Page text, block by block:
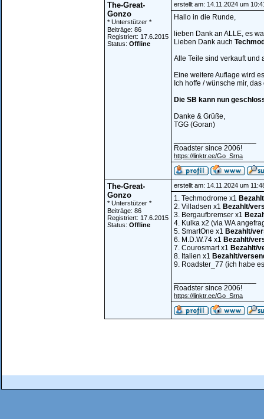
The-Great-
Gonzo
* Unterstützer *
Beiträge: 86
Registriert: 17.6.2015
Status: Offline
erstellt am: 14.11.2024 um
Hallo in die Runde,
lieben Dank an ALLE, es
Lieben Dank auch
Alle Teile sind verkauft und
Eine weitere Auflage wird
Ich hoffe / wünsche mir,
Die SB kann nun
Danke & Grüße,
TGG (Goran)
Roadster since 2006!
https://linktr.ee/Go_Srna
The-Great-
Gonzo
* Unterstützer *
Beiträge: 86
Registriert: 17.6.2015
Status: Offline
erstellt am: 14.11.2024 um
1. Techmodrome x1
2. Villadsen x1 Bezahlt/
3. Bergaufbremser x1
4. Kulka x2 (via WA
5. SmartOne x1 Bezahlt/
6. M.D.W.74 x1 Bezahlt/
7. Courosmart x1 Bezahlt/
8. Italien x1 Bezahlt/
9. Roadster_77 (ich habe
Roadster since 2006!
https://linktr.ee/Go_Srna